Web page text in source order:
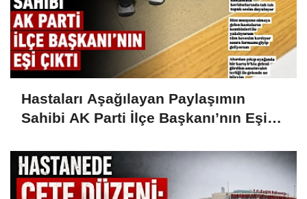
Hastaları Aşağılayan Paylaşımın
Sahibi AK Parti İlçe Başkanı’nın Eşi